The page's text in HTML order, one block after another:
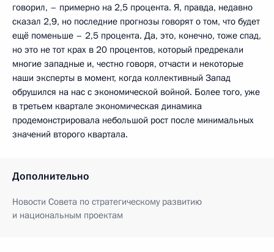
говорил, – примерно на 2,5 процента. Я, правда, недавно
сказал 2,9, но последние прогнозы говорят о том, что будет
ещё поменьше – 2,5 процента. Да, это, конечно, тоже спад,
но это не тот крах в 20 процентов, который предрекали
многие западные и, честно говоря, отчасти и некоторые
наши эксперты в момент, когда коллективный Запад
обрушился на нас с экономической войной. Более того, уже
в третьем квартале экономическая динамика
продемонстрировала небольшой рост после минимальных
значений второго квартала.
Дополнительно
Новости Совета по стратегическому развитию
и национальным проектам